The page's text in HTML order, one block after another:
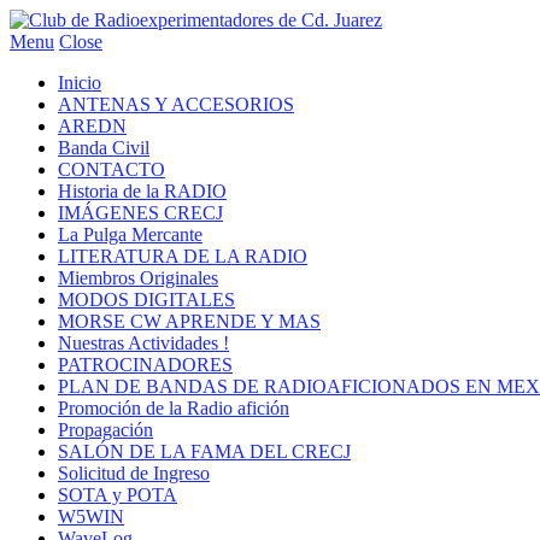
Menu Close
Inicio
ANTENAS Y ACCESORIOS
AREDN
Banda Civil
CONTACTO
Historia de la RADIO
IMÁGENES CRECJ
La Pulga Mercante
LITERATURA DE LA RADIO
Miembros Originales
MODOS DIGITALES
MORSE CW APRENDE Y MAS
Nuestras Actividades !
PATROCINADORES
PLAN DE BANDAS DE RADIOAFICIONADOS EN
Promoción de la Radio afición
Propagación
SALÓN DE LA FAMA DEL CRECJ
Solicitud de Ingreso
SOTA y POTA
W5WIN